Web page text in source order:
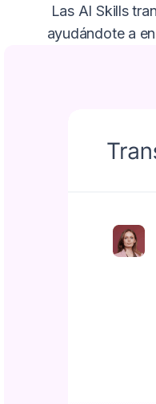
Las AI Skills
ayudándote a